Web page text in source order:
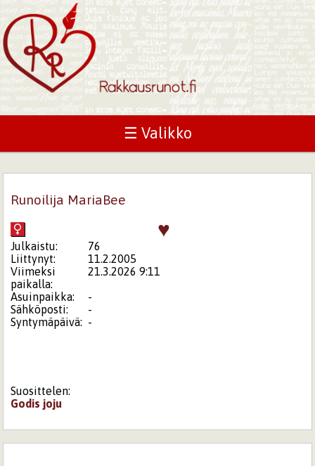
☰ Valikko
Runoilija MariaBee
♥
Julkaistu:
76
Liittynyt:
11.2.2005
Viimeksi
paikalla:
21.3.2026 9:11
Asuinpaikka:
-
Sähköposti:
-
Syntymäpäivä: -
Suosittelen:
Godis joju